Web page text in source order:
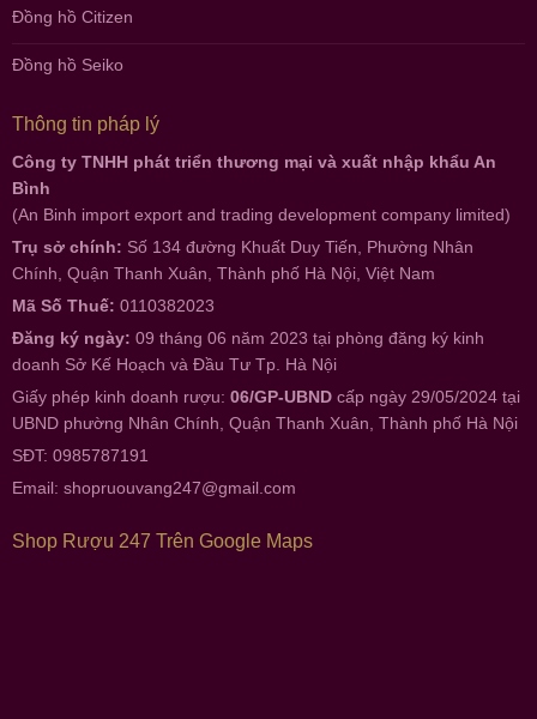
Đồng hồ Citizen
Đồng hồ Seiko
Thông tin pháp lý
Công ty TNHH phát triển thương mại và xuất nhập khẩu An
Bình
(An Binh import export and trading development company limited)
Trụ sở chính: Số 134 đường Khuất Duy Tiến, Phường Nhân
Chính, Quận Thanh Xuân, Thành phố Hà Nội, Việt Nam
Mã Số Thuế: 0110382023
Đăng ký ngày: 09 tháng 06 năm 2023 tại phòng đăng ký kinh
doanh Sở Kế Hoạch và Đầu Tư Tp. Hà Nội
Giấy phép kinh doanh rượu: 06/GP-UBND cấp ngày 29/05/2024 tại
UBND phường Nhân Chính, Quận Thanh Xuân, Thành phố Hà Nội
SĐT: 0985787191
Email: shopruouvang247@gmail.com
Shop Rượu 247 Trên Google Maps